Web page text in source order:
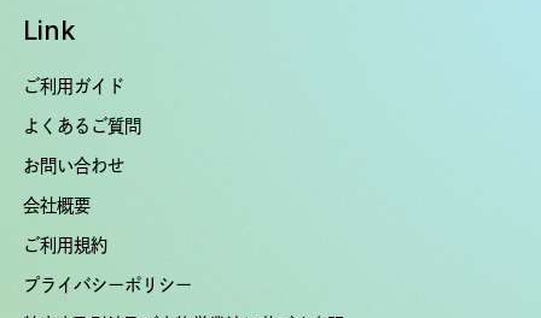
Link
ご利用ガイド
よくあるご質問
お問い合わせ
会社概要
ご利用規約
プライバシーポリシー